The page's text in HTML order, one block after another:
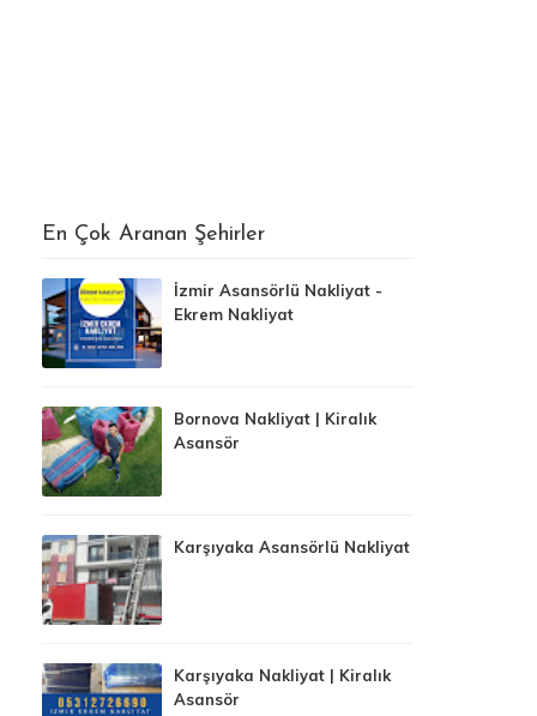
En Çok Aranan Şehirler
İzmir Asansörlü Nakliyat -
Ekrem Nakliyat
Bornova Nakliyat | Kiralık
Asansör
Karşıyaka Asansörlü Nakliyat
Karşıyaka Nakliyat | Kiralık
Asansör